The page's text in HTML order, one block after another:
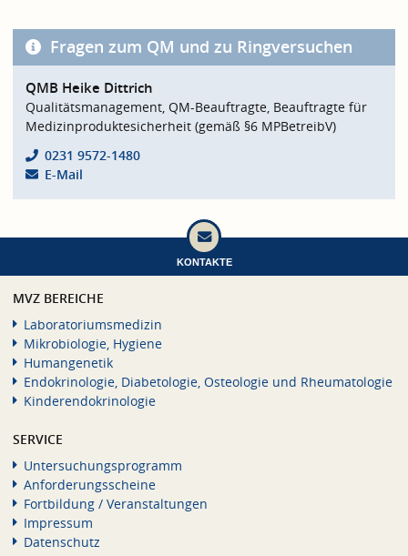
Fragen zum QM und zu Ringversuchen
QMB Heike Dittrich
Qualitätsmanagement, QM-Beauftragte, Beauftragte für
Medizinproduktesicherheit (gemäß §6 MPBetreibV)
0231 9572-1480
E-Mail
KONTAKTE
MVZ BEREICHE
Laboratoriumsmedizin
Mikrobiologie, Hygiene
Humangenetik
Endokrinologie, Diabetologie, Osteologie und Rheumatologie
Kinderendokrinologie
SERVICE
Untersuchungsprogramm
Anforderungsscheine
Fortbildung / Veranstaltungen
Impressum
Datenschutz